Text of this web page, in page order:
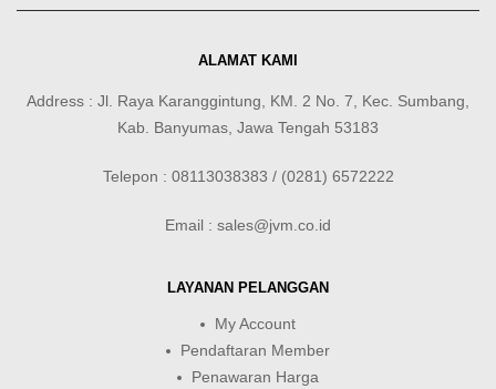
ALAMAT KAMI
Address : Jl. Raya Karanggintung, KM. 2 No. 7, Kec. Sumbang,
Kab. Banyumas, Jawa Tengah 53183
Telepon : 08113038383 / (0281) 6572222
Email : sales@jvm.co.id
LAYANAN PELANGGAN
My Account
Pendaftaran Member
Penawaran Harga